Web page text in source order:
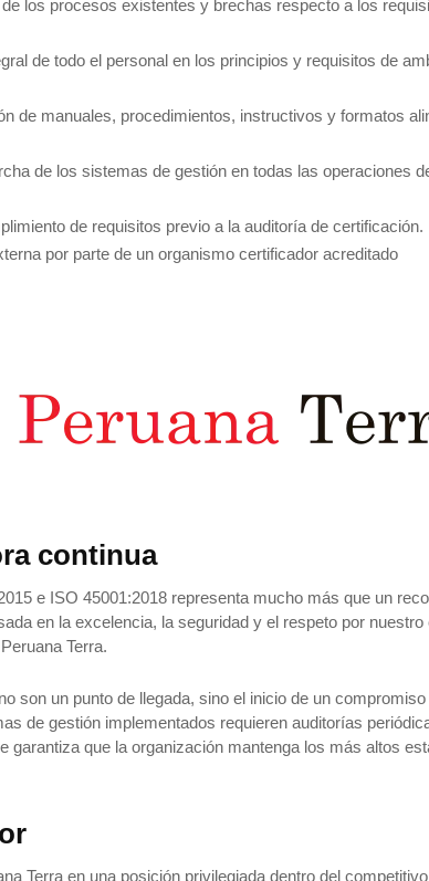
los procesos existentes y brechas respecto a los
de todo el personal en los principios y requisitos de
de manuales, procedimientos, instructivos y formatos
de los sistemas de gestión en todas las operaciones
de requisitos previo a la auditoría de certificación.
por parte de un organismo certificador acreditado
continua
e ISO 45001:2018 representa mucho más que un
en la excelencia, la seguridad y el respeto por nuestro
Terra.
son un punto de llegada, sino el inicio de un compromiso
de gestión implementados requieren auditorías
garantiza que la organización mantenga los más altos
Terra en una posición privilegiada dentro del